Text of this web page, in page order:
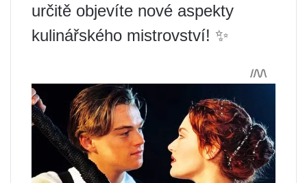
určitě objevíte nové aspekty
kulinářského mistrovství! ✨